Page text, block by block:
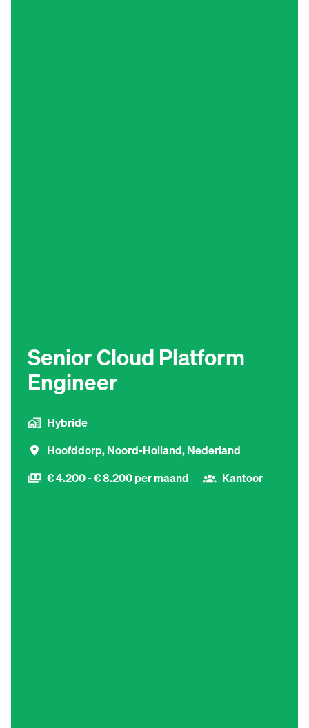
Senior Cloud Platform
Engineer
Hybride
Hoofddorp,Noord-Holland,Nederland
€ 4.200 - € 8.200 per maand
Kantoor